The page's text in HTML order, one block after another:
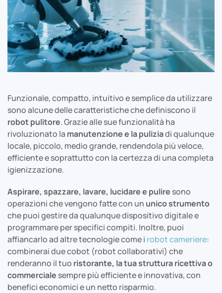
Funzionale, compatto, intuitivo e semplice da utilizzare
sono alcune delle caratteristiche che definiscono il
robot pulitore. Grazie alle sue funzionalità ha
rivoluzionato la manutenzione e la puliziadi qualunque
locale, piccolo, medio grande, rendendola più veloce,
efficiente e soprattutto con la certezza di una completa
igienizzazione.
Aspirare, spazzare, lavare, lucidare e pulire sono
operazioni che vengono fatte con un unico strumento
che puoi gestire da qualunque dispositivo digitale e
programmare per specifici compiti. Inoltre, puoi
affiancarlo ad altre tecnologie come i robot cameriere:
combinerai due cobot (robot collaborativi) che
renderanno il tuo ristorante, la tua struttura ricettiva o
commerciale sempre più efficiente e innovativa, con
benefici economici e un netto risparmio.